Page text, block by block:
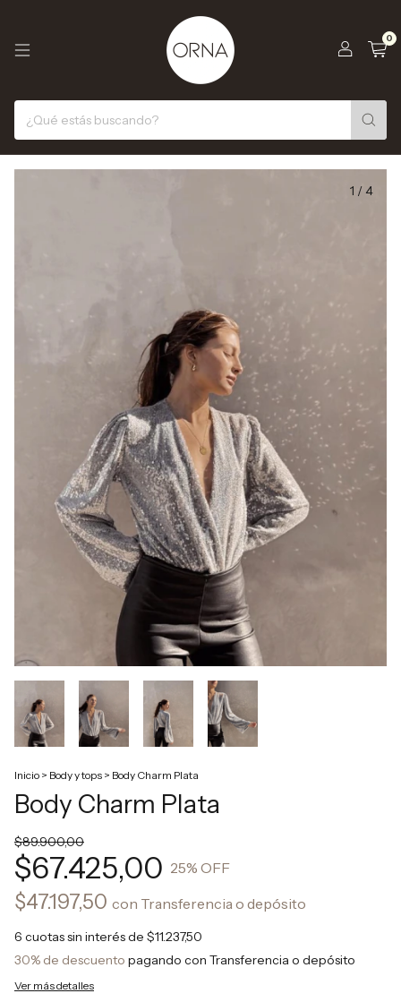
0
1 / 4
Inicio > Body y tops > Body Charm Plata
Body Charm Plata
$89.900,00
$67.425,00 25% OFF
$47.197,50 con Transferencia o depósito
6 cuotas sin interés de $11.237,50
30% de descuento pagando con Transferencia o depósito
Ver más detalles